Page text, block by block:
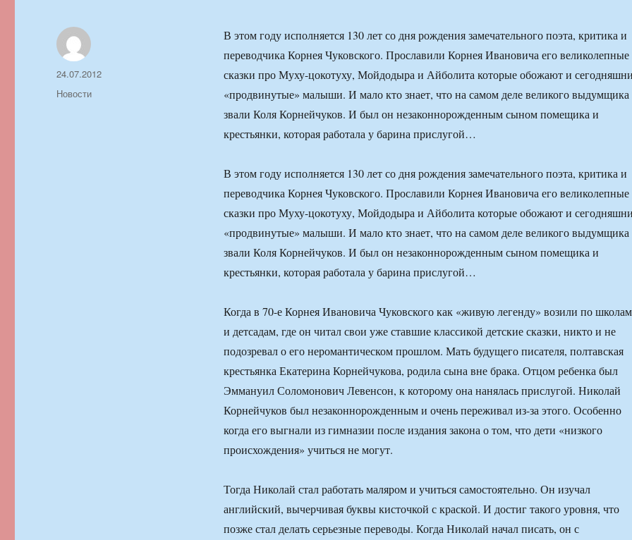
В этом году исполняется 130 лет со дня рождения замечательного поэта, критика и
переводчика Корнея Чуковского. Прославили Корнея Ивановича его великолепные
сказки про Муху-цокотуху, Мойдодыра и Айболита которые обожают и
«продвинутые» малыши. И мало кто знает, что на самом деле великого выдумщика
звали Коля Корнейчуков. И был он незаконнорожденным сыном помещика и
крестьянки, которая работала у барина прислугой…
В этом году исполняется 130 лет со дня рождения замечательного поэта, критика и
переводчика Корнея Чуковского. Прославили Корнея Ивановича его великолепные
сказки про Муху-цокотуху, Мойдодыра и Айболита которые обожают и
«продвинутые» малыши. И мало кто знает, что на самом деле великого выдумщика
звали Коля Корнейчуков. И был он незаконнорожденным сыном помещика и
крестьянки, которая работала у барина прислугой…
Когда в 70-е Корнея Ивановича Чуковского как «живую легенду» возили по школам
и детсадам, где он читал свои уже ставшие классикой детские сказки, никто и не
подозревал о его неромантическом прошлом. Мать будущего писателя, полтавская
крестьянка Екатерина Корнейчукова, родила сына вне брака. Отцом ребенка был
Эммануил Соломонович Левенсон, к которому она нанялась прислугой. Николай
Корнейчуков был незаконнорожденным и очень переживал из-за этого. Особенно
когда его выгнали из гимназии после издания закона о том, что дети «низкого
происхождения» учиться не могут.
Тогда Николай стал работать маляром и учиться самостоятельно. Он изучал
английский, вычерчивая буквы кисточкой с краской. И достиг такого уровня, что
позже стал делать серьезные переводы. Когда Николай начал писать, он с
Автор
Опубликовано
24.07.2012
Рубрики
Новости